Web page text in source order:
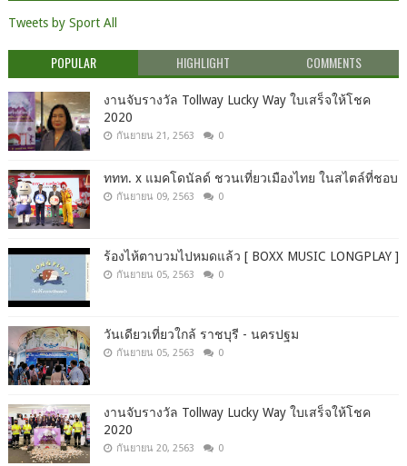
Tweets by Sport All
POPULAR HIGHLIGHT COMMENTS
งานจับรางวัล Tollway Lucky Way ใบเสร็จให้โชค
2020
กันยายน 21, 2563 0
ททท. x แมคโดนัลด์ ชวนเที่ยวเมืองไทย ในสไตล์ที่ชอบ
กันยายน 09, 2563 0
ร้องไห้ตาบวมไปหมดแล้ว [ BOXX MUSIC LONGPLAY ]
กันยายน 05, 2563 0
วันเดียวเที่ยวใกล้ ราชบุรี - นครปฐม
กันยายน 05, 2563 0
งานจับรางวัล Tollway Lucky Way ใบเสร็จให้โชค
2020
กันยายน 20, 2563 0